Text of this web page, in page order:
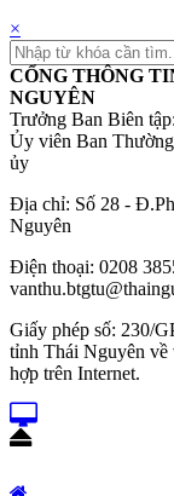
×
CỔNG THÔNG
NGUYÊN
Trưởng Ban Biên
Ủy viên Ban
ủy
Địa chỉ: Số 28 -
Nguyên
Điện thoại: 0208
Giấy phép số: 230/
tỉnh Thái Nguyên về
hợp trên Internet.